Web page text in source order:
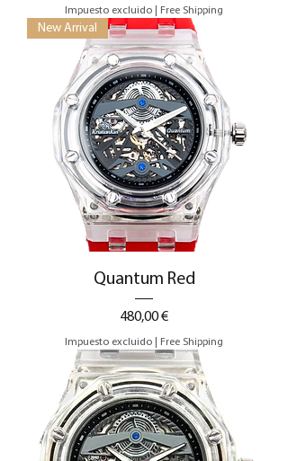
Impuesto excluido Free Shipping
New Arrival
Quantum Red
Precio
480,00 €
Impuesto excluido Free Shipping